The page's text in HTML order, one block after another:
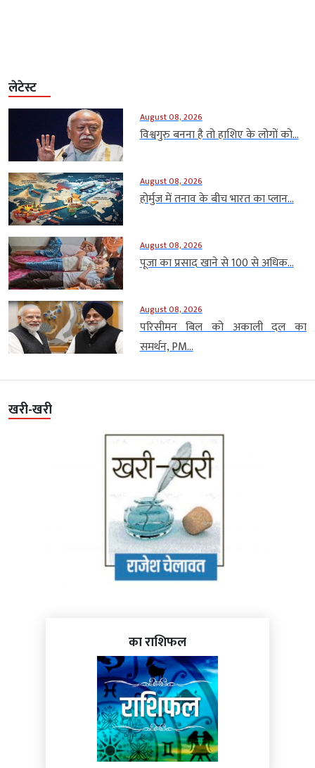
लेटेस्ट
August 08, 2026
विश्वगुरु बनना है तो हाशिए के लोगों को...
August 08, 2026
होर्मुज में तनाव के बीच भारत का प्लान...
August 08, 2026
पूजा का प्रसाद खाने से 100 से अधिक...
August 08, 2026
परिसीमन बिल को अकाली दल का
समर्थन, PM...
खरी-खरी
का राशिफल